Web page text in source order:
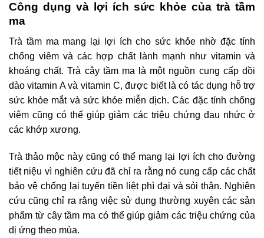
Công dụng và lợi ích sức khỏe của trà tầm
ma
Trà tầm ma mang lại lợi ích cho sức khỏe nhờ đặc tính
chống viêm và các hợp chất lành mạnh như vitamin và
khoáng chất. Trà cây tầm ma là một nguồn cung cấp dồi
dào vitamin A và vitamin C, được biết là có tác dụng hỗ trợ
sức khỏe mắt và sức khỏe miễn dịch. Các đặc tính chống
viêm cũng có thể giúp giảm các triệu chứng đau nhức ở
các khớp xương.
Trà thảo mộc này cũng có thể mang lại lợi ích cho đường
tiết niệu vì nghiên cứu đã chỉ ra rằng nó cung cấp các chất
bảo vệ chống lại tuyến tiền liệt phì đại và sỏi thận. Nghiên
cứu cũng chỉ ra rằng việc sử dụng thường xuyên các sản
phẩm từ cây tầm ma có thể giúp giảm các triệu chứng của
dị ứng theo mùa.